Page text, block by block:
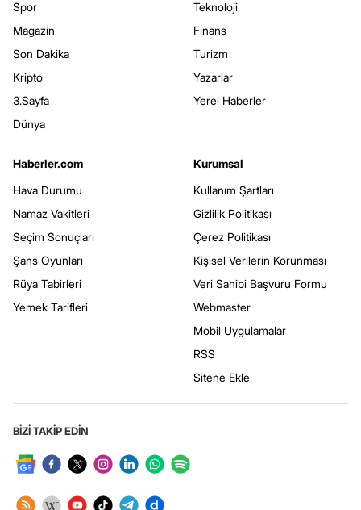
Spor
Magazin
Son Dakika
Kripto
3.Sayfa
Dünya
Teknoloji
Finans
Turizm
Yazarlar
Yerel Haberler
Haberler.com
Hava Durumu
Namaz Vakitleri
Seçim Sonuçları
Şans Oyunları
Rüya Tabirleri
Yemek Tarifleri
Kurumsal
Kullanım Şartları
Gizlilik Politikası
Çerez Politikası
Kişisel Verilerin Korunması
Veri Sahibi Başvuru Formu
Webmaster
Mobil Uygulamalar
RSS
Sitene Ekle
BİZİ TAKİP EDİN